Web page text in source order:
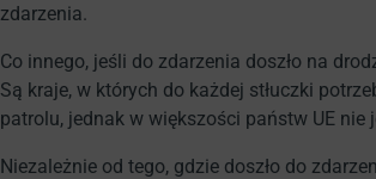
zdarzenia.
Co innego, jeśli do zdarzenia doszło na
Są kraje, w których do każdej stłuczki
patrolu, jednak w większości państw UE nie
Niezależnie od tego, gdzie doszło do